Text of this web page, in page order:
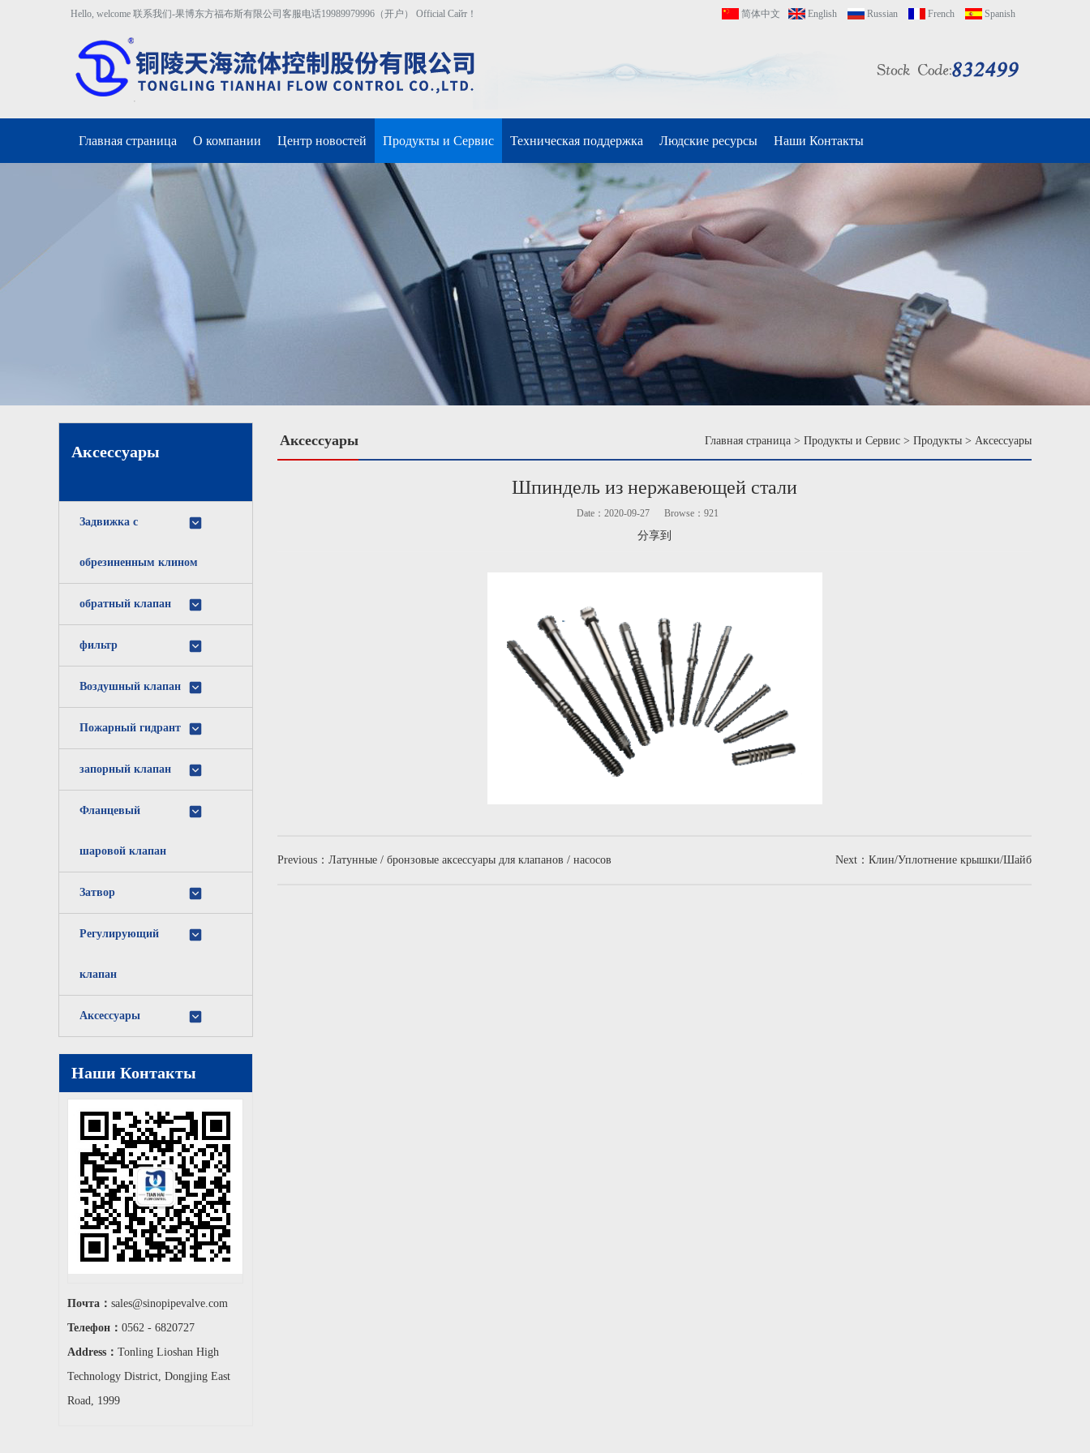
Hello, welcome 联系我们-果博东方福布斯有限公司客服电话19989979996（开户） Official Сайт！ 简体中文 English Russian French Spanish
Главная страница О компании Центр новостей Продукты и Сервис Техническая поддержка Людские ресурсы Наши Контакты
Аксессуары
Задвижка с
обрезиненным клином
обратный клапан
фильтр
Воздушный клапан
Пожарный гидрант
запорный клапан
Фланцевый
шаровой клапан
Затвор
Регулирующий
клапан
Аксессуары
Наши Контакты
Почта： sales@sinopipevalve.com
Телефон： 0562 - 6820727
Address： Tonling Lioshan High
Technology District, Dongjing East
Road, 1999
Главная страница > Продукты и Сервис > Продукты > Аксессуары
Аксессуары
Шпиндель из нержавеющей стали
Date：2020-09-27 Browse： 921
分享到
Previous：Латунные / бронзовые аксессуары для клапанов / насосов Next：Клин/Уплотнение крышки/Шайб